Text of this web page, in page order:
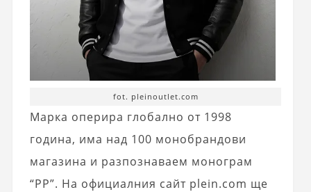
fot. pleinoutlet.com
Марка оперира глобално от 1998
година, има над 100 монобрандови
магазина и разпознаваем монограм
“PP”. На официалния сайт plein.com ще